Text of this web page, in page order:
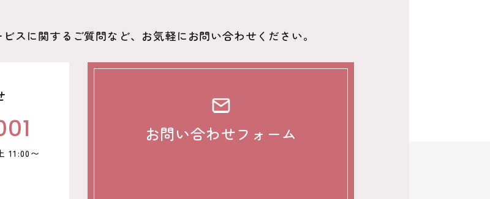
スに関するご質問など、お気軽にお問い合わせください。
11:00〜
お問い合わせフォーム